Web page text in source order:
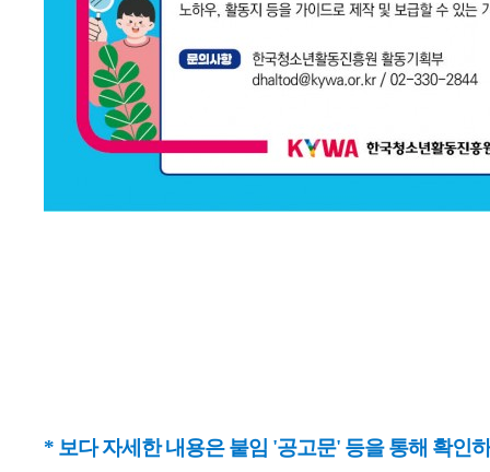
* 보다 자세한 내용은 붙임 '공고문' 등을 통해 확인